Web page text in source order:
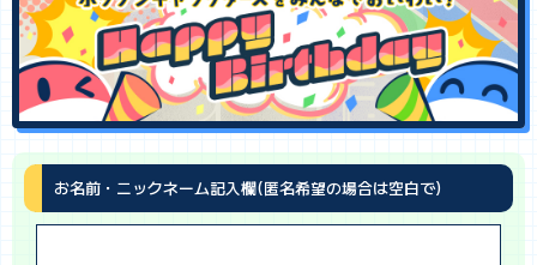
お名前・ニックネーム記入欄(匿名希望の場合は空白で)